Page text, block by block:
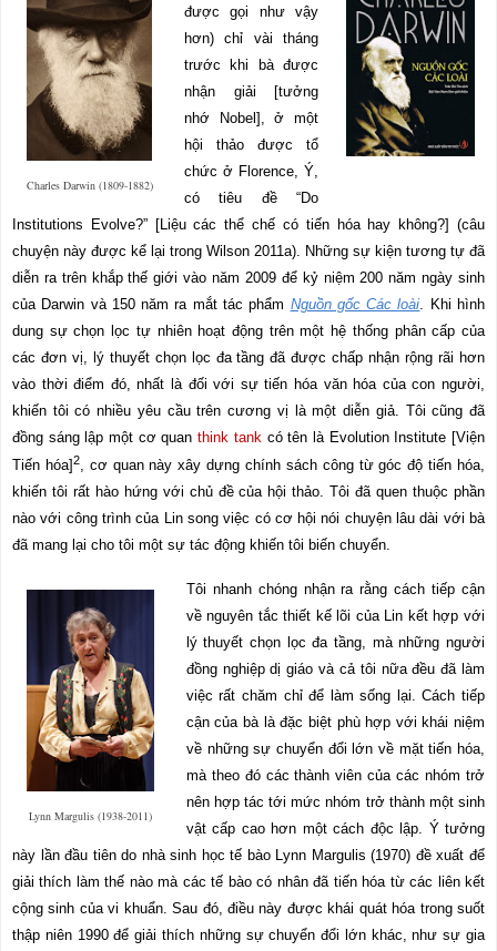
Charles Darwin (1809-1882)
được gọi như vậy
hơn) chỉ vài tháng
trước khi bà được
nhận giải [tưởng
nhớ Nobel], ở một
hội thảo được tổ
chức ở Florence, Ý,
có tiêu đề “Do
Institutions Evolve?” [Liệu các thể chế có tiến hóa hay không?] (câu
chuyện này được kể lại trong Wilson 2011a). Những sự kiện tương tự đã
diễn ra trên khắp thế giới vào năm 2009 để kỷ niệm 200 năm ngày sinh
của Darwin và 150 năm ra mắt tác phẩm Nguồn gốc Các loài . Khi hình
dung sự chọn lọc tự nhiên hoạt động trên một hệ thống phân cấp của
các đơn vị, lý thuyết chọn lọc đa tầng đã được chấp nhận rộng rãi hơn
vào thời điểm đó, nhất là đối với sự tiến hóa văn hóa của con người,
khiến tôi có nhiều yêu cầu trên cương vị là một diễn giả. Tôi cũng đã
đồng sáng lập một cơ quanthink tank có tên là Evolution Institute [Viện
Tiến hóa]2, cơ quan này xây dựng chính sách công từ góc độ tiến hóa,
khiến tôi rất hào hứng với chủ đề của hội thảo. Tôi đã quen thuộc phần
nào với công trình của Lin song việc có cơ hội nói chuyện lâu dài với bà
đã mang lại cho tôi một sự tác động khiến tôi biến chuyển.
Lynn Margulis (1938-2011)
Tôi nhanh chóng nhận ra rằng cách tiếp cận
về nguyên tắc thiết kế lõi của Lin kết hợp với
lý thuyết chọn lọc đa tầng, mà những người
đồng nghiệp dị giáo và cả tôi nữa đều đã làm
việc rất chăm chỉ để làm sống lại. Cách tiếp
cận của bà là đặc biệt phù hợp với khái niệm
về những sự chuyển đổi lớn về mặt tiến hóa,
mà theo đó các thành viên của các nhóm trở
nên hợp tác tới mức nhóm trở thành một sinh
vật cấp cao hơn một cách độc lập. Ý tưởng
này lần đầu tiên do nhà sinh học tế bào Lynn Margulis (1970) đề xuất để
giải thích làm thế nào mà các tế bào có nhân đã tiến hóa từ các liên kết
cộng sinh của vi khuẩn. Sau đó, điều này được khái quát hóa trong suốt
thập niên 1990 để giải thích những sự chuyển đổi lớn khác, như sự gia